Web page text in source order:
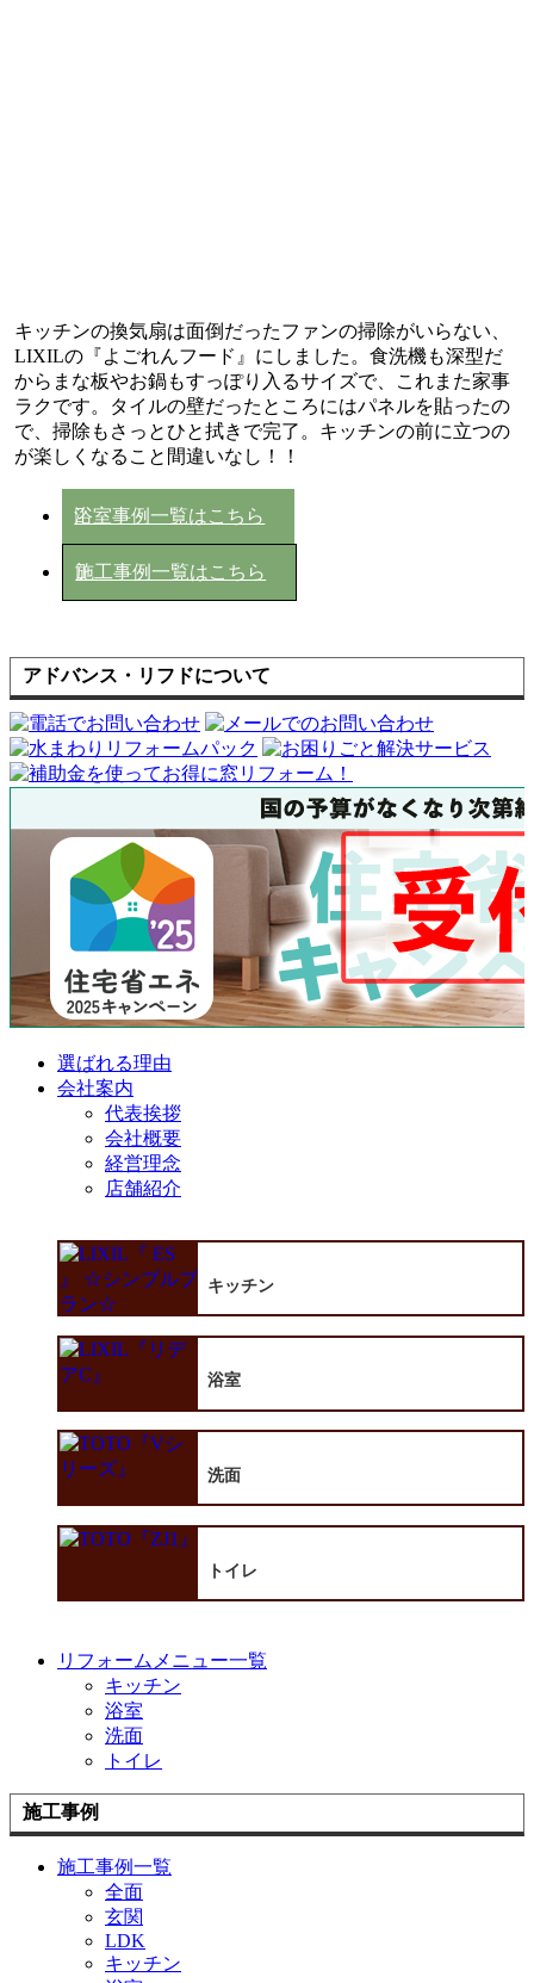
キッチンの換気扇は面倒だったファンの掃除がいらない、
LIXILの『よごれんフード』にしました。食洗機も深型だ
からまな板やお鍋もすっぽり入るサイズで、これまた家事
ラクです。タイルの壁だったところにはパネルを貼ったの
で、掃除もさっとひと拭きで完了。キッチンの前に立つの
が楽しくなること間違いなし！！
浴室事例一覧はこちら
施工事例一覧はこちら
アドバンス・リフドについて
選ばれる理由
会社案内
代表挨拶
会社概要
経営理念
店舗紹介
キッチン
浴室
洗面
トイレ
リフォームメニュー一覧
キッチン
浴室
洗面
トイレ
施工事例
施工事例一覧
全面
玄関
LDK
キッチン